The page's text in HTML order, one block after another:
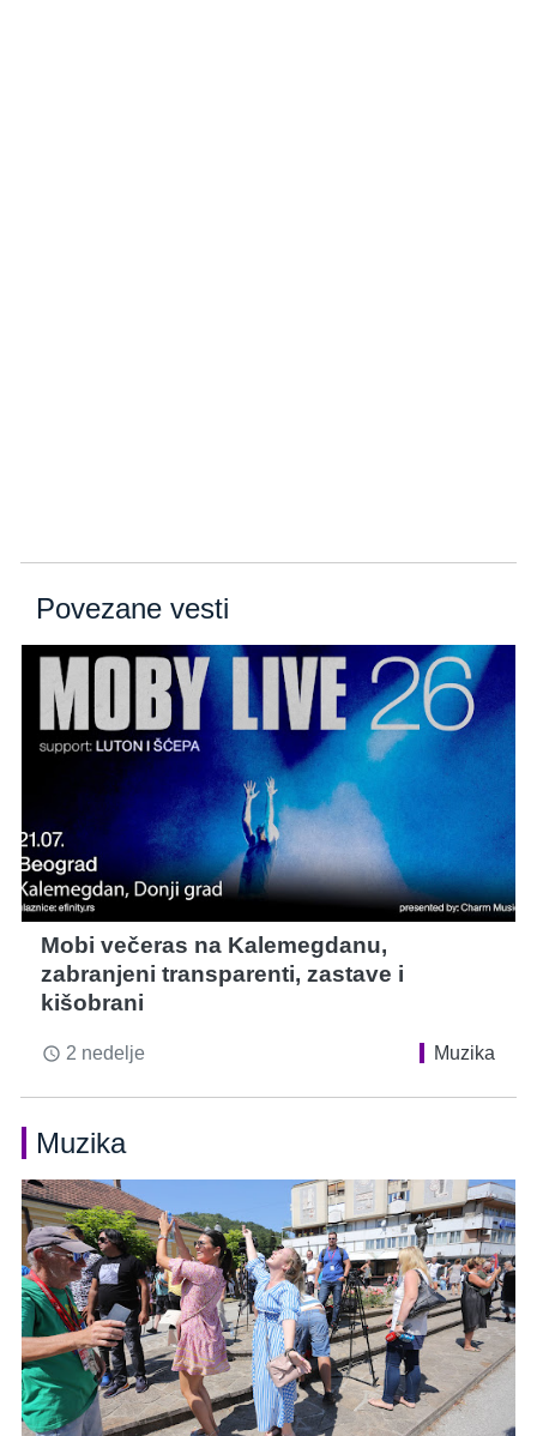
Povezane vesti
Mobi večeras na Kalemegdanu,
zabranjeni transparenti, zastave i
kišobrani
access_time 2 nedelje Muzika
Muzika